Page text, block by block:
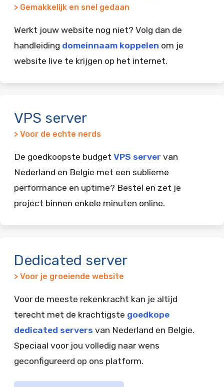
> Gemakkelijk en snel gedaan
Werkt jouw website nog niet? Volg dan de
handleiding domeinnaam koppelen om je
website live te krijgen op het internet.
VPS server
> Voor de echte nerds
De goedkoopste budget VPS server van
Nederland en Belgie met een sublieme
performance en uptime? Bestel en zet je
project binnen enkele minuten online.
Dedicated server
> Voor je groeiende website
Voor de meeste rekenkracht kan je altijd
terecht met de krachtigste goedkope
dedicated servers van Nederland en Belgie.
Speciaal voor jou volledig naar wens
geconfigureerd op ons platform.